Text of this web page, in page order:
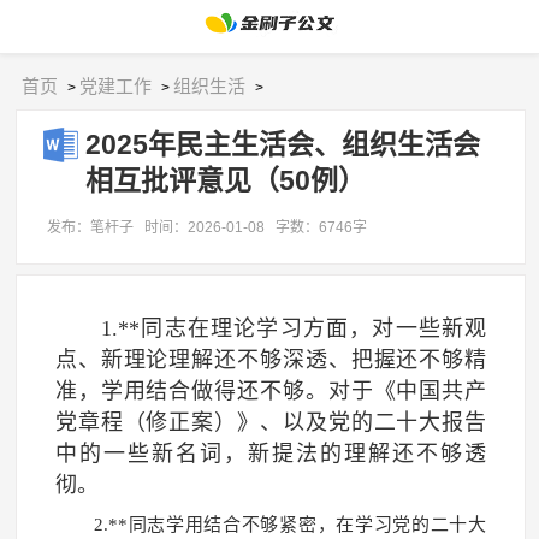
首页 > 党建工作 > 组织生活 >
2025年民主生活会、组织生活会
相互批评意见（50例）
发布：笔杆子 时间：2026-01-08 字数：6746字
1.**同志在理论学习方面，对一些新观
点、新理论理解还不够深透、把握还不够精
准，学用结合做得还不够。对于《中国共产
党章程（修正案）》、以及党的二十大报告
中的一些新名词，新提法的理解还不够透
彻。
2.**同志学用结合不够紧密，在学习党的二十大